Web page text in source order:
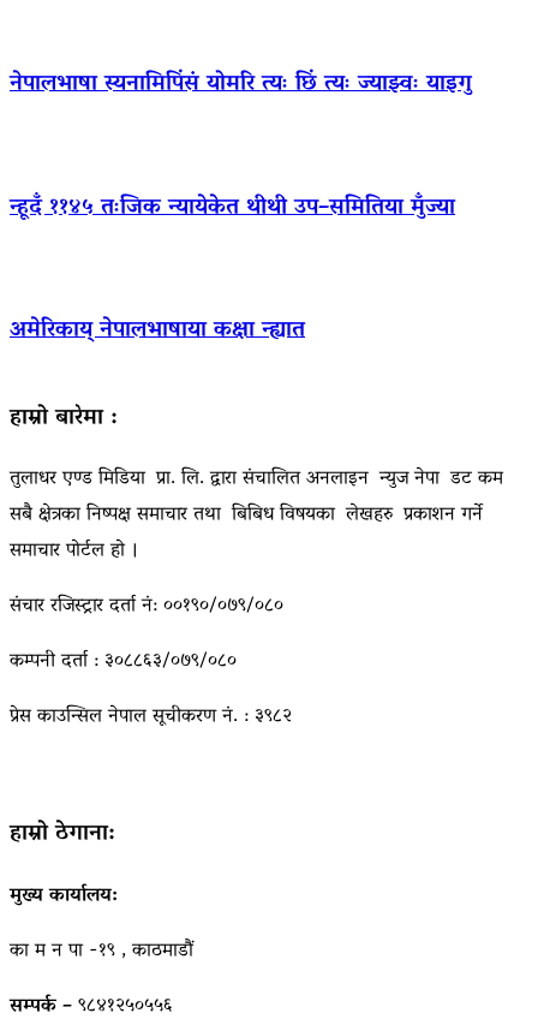
नेपालभाषा स्यनामिपिंसं योमरि त्यः छिं त्यः ज्याझ्वः याइगु
न्हूदँ ११४५ तःजिक न्यायेकेत थीथी उप–समितिया मुँज्या
अमेरिकाय् नेपालभाषाया कक्षा न्ह्यात
हाम्रो बारेमा :
तुलाधर एण्ड मिडिया प्रा. लि. द्वारा संचालित अनलाइन न्युज नेपा डट कम
सबै क्षेत्रका निष्पक्ष समाचार तथा बिबिध विषयका लेखहरु प्रकाशन गर्ने
समाचार पोर्टल हो ।
संचार रजिस्ट्रार दर्ता नं: ००१९०/०७९/०८०
कम्पनी दर्ता : ३०८८६३/०७९/०८०
प्रेस काउन्सिल नेपाल सूचीकरण नं. : ३९८२
हाम्रो ठेगाना:
मुख्य कार्यालय:
का म न पा -१९ , काठमाडौं
सम्पर्क –९८४१२५०५५६